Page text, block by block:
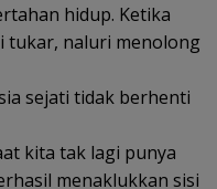
hidup. Ketika
tukar, naluri menolong
sejati tidak berhenti
kita tak lagi punya
menaklukkan sisi